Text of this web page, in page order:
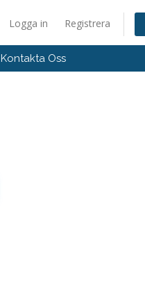
Logga in Registrera
Kontakta Oss